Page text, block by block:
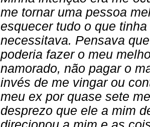
me tornar uma pessoa
esquecer tudo o que
necessitava. Pensava
poderia fazer o meu
namorado, não pagar o
invés de me vingar ou
meu ex por quase sete
desprezo que ele a mim